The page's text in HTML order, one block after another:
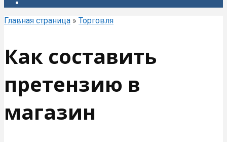
Главная страница » Торговля
Как составить
претензию в
магазин